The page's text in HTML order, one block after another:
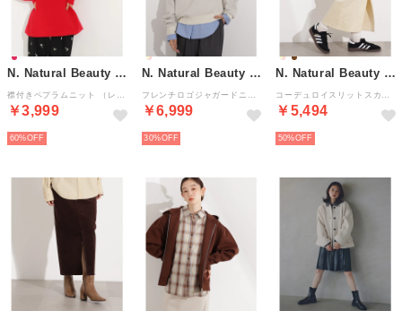
N. Natural Beauty Basic*
￥3,999
60%
N. Natural Beauty Basic*
￥6,999
30%
N. Natural Beauty Basic*
￥5,494
50%